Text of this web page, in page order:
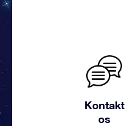
Kontakt
os